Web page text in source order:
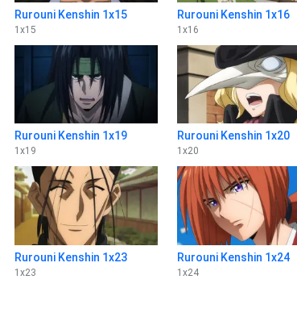
Rurouni Kenshin 1x15
1 x15
Rurouni Kenshin 1x16
1 x16
Rurouni Kenshin 1x19
1 x19
Rurouni Kenshin 1x20
1 x20
Rurouni Kenshin 1x23
1 x23
Rurouni Kenshin 1x24
1 x24